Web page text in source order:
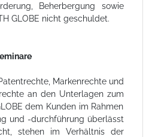
Beherbergung sowie
GLOBE nicht geschuldet.
Markenrechte und
an den Unterlagen zum
dem Kunden im Rahmen
und -durchführung überlässt
stehen im Verhältnis der